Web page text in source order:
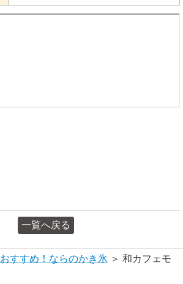
一覧へ戻る
おすすめ！ならのかき氷 ＞ 和カフェモ